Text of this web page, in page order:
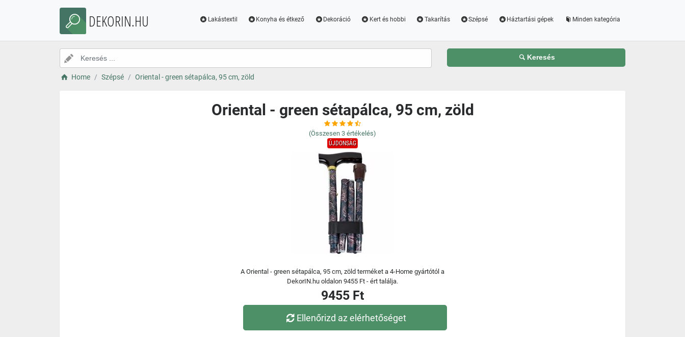
DEKORIN.HU Lakástextil Konyha és étkező Dekoráció Kert és hobbi Takarítás Szépsé Háztartási gépek Minden kategória
Keresés
Home Szépsé Oriental - green sétapálca, 95 cm, zöld
Oriental - green sétapálca, 95 cm, zöld
(Összesen 3 értékelés)
ÚJDONSÁG
A Oriental - green sétapálca, 95 cm, zöld terméket a 4-Home gyártótól a
DekorIN.hu oldalon 9455 Ft - ért találja.
9455 Ft
Ellenőrizd az elérhetőséget